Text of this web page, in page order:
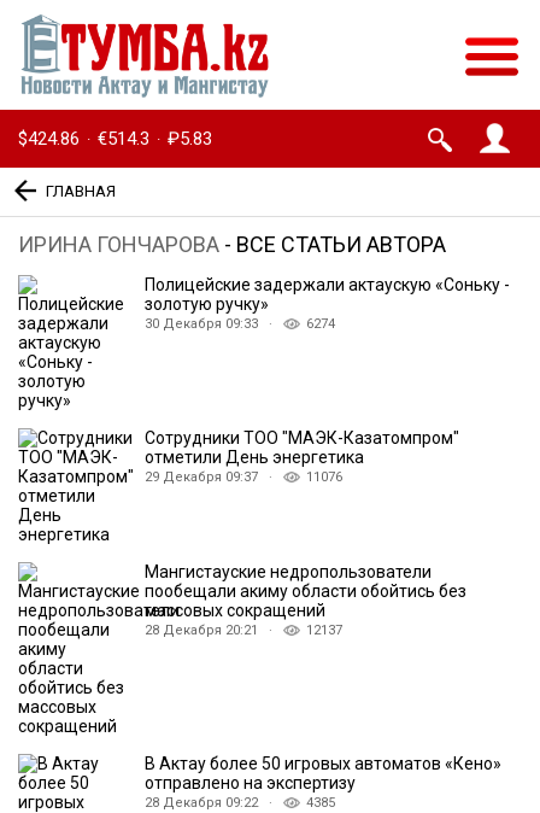
$424.86 · €514.3 · ₽5.83
ГЛАВНАЯ
ИРИНА ГОНЧАРОВА - ВСЕ СТАТЬИ АВТОРА
Полицейские задержали актаускую «Соньку -
золотую ручку»
30 Декабря 09:33 · 6274
Сотрудники ТОО ″МАЭК-Казатомпром″
отметили День энергетика
29 Декабря 09:37 · 11076
Мангистауские недропользователи
пообещали акиму области обойтись без
массовых сокращений
28 Декабря 20:21 · 12137
В Актау более 50 игровых автоматов «Кено»
отправлено на экспертизу
28 Декабря 09:22 · 4385